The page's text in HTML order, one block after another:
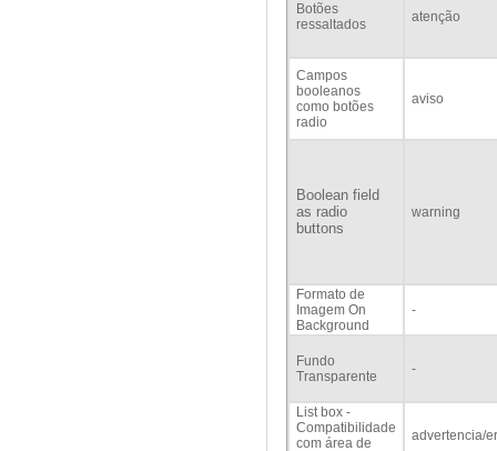
Botões
ressaltados
atenção
Campos
booleanos
como botões
radio
aviso
Boolean field
as radio
buttons
warning
Formato de
Imagem On
Background
-
Fundo
Transparente
-
List box -
Compatibilidade
com área de
advertencia/